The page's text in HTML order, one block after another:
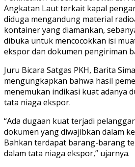
Angkatan Laut terkait kapal
diduga mengandung material
kontainer yang diamankan,
dibuka untuk mencocokkan isi
ekspor dan dokumen pengiriman
Juru Bicara Satgas PKH, Barita
mengungkapkan bahwa hasil
menemukan indikasi kuat adanya
tata niaga ekspor.
“Ada dugaan kuat terjadi
dokumen yang diwajibkan dalam
Bahkan terdapat barang-barang
dalam tata niaga ekspor,” ujarnya.